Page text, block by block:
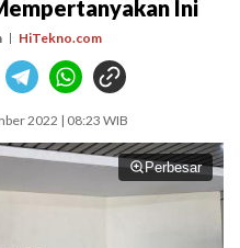
Ini
HiTekno.com
2022 | 08:23 WIB
Perbesar